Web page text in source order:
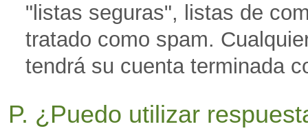
"listas seguras", listas de
tratado como spam.
tendrá su cuenta terminada
P. ¿Puedo utilizar